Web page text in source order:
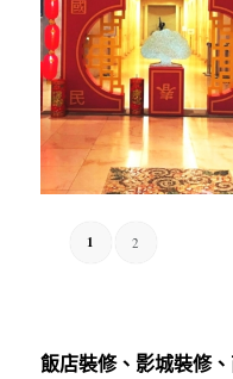
1 2
飯店裝修、影城裝修